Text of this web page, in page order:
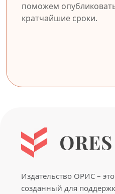
поможем
кратчайшие сроки.
Издательство ОРИС –
созданный для